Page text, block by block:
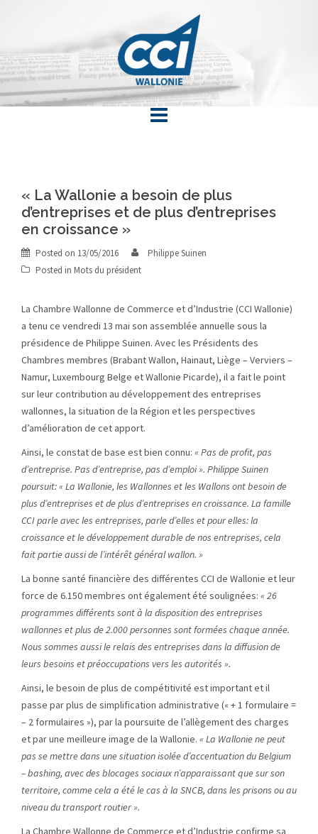
« La Wallonie a besoin de plus
d’entreprises et de plus d’entreprises
en croissance »
Posted on 13/05/2016
Philippe Suinen
Posted in Mots du président
La Chambre Wallonne de Commerce et d’Industrie (CCI Wallonie)
a tenu ce vendredi 13 mai son assemblée annuelle sous la
présidence de Philippe Suinen. Avec les Présidents des
Chambres membres (Brabant Wallon, Hainaut, Liège – Verviers –
Namur, Luxembourg Belge et Wallonie Picarde), il a fait le point
sur leur contribution au développement des entreprises
wallonnes, la situation de la Région et les perspectives
d’amélioration de cet apport.
Ainsi, le constat de base est bien connu: « Pas de profit, pas
d’entreprise. Pas d’entreprise, pas d’emploi ». Philippe Suinen
poursuit: « La Wallonie, les Wallonnes et les Wallons ont besoin de
plus d’entreprises et de plus d’entreprises en croissance. La famille
CCI parle avec les entreprises, parle d’elles et pour elles: la
croissance et le développement durable de nos entreprises, cela
fait partie aussi de l’intérêt général wallon. »
La bonne santé financière des différentes CCI de Wallonie et leur
force de 6.150 membres ont également été soulignées: « 26
programmes différents sont à la disposition des entreprises
wallonnes et plus de 2.000 personnes sont formées chaque année.
Nous sommes aussi le relais des entreprises dans la diffusion de
leurs besoins et préoccupations vers les autorités ».
Ainsi, le besoin de plus de compétitivité est important et il
passe par plus de simplification administrative (« + 1 formulaire =
– 2 formulaires »), par la poursuite de l’allègement des charges
et par une meilleure image de la Wallonie. « La Wallonie ne peut
pas se mettre dans une situation isolée d’accentuation du Belgium
– bashing, avec des blocages sociaux n’apparaissant que sur son
territoire, comme cela a été le cas à la SNCB, dans les prisons ou au
niveau du transport routier ».
La Chambre Wallonne de Commerce et d’Industrie confirme sa